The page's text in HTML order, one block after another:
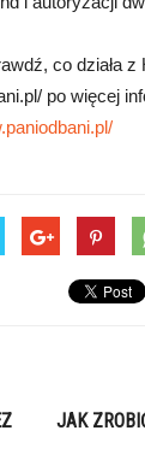
co działa
po więcej
JAK